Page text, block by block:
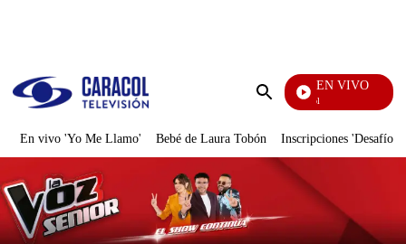
Enviar
EN VIVO
Noticias Caracol
En vivo 'Yo Me Llamo' Bebé de Laura Tobón Inscripciones 'Desafío'